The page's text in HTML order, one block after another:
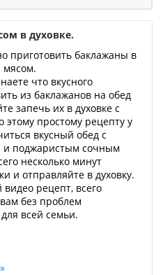
в духовке.
приготовить баклажаны в
мясом.
что вкусного
из баклажанов на обед
запечь их в духовке с
этому простому рецепту у
вкусный обед с
поджаристым сочным
несколько минут
и отправляйте в духовку.
видео рецепт, всего
без проблем
всей семьи.
»